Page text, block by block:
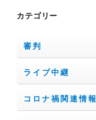
カテゴリー
審判
ライブ中継
コロナ禍関連情報